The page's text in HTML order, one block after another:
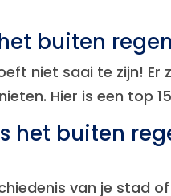
buiten
niet saai te zijn!
Hier is een top
het buiten
van je stad